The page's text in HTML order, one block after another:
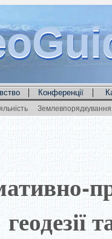
| Конференції |
геодезії